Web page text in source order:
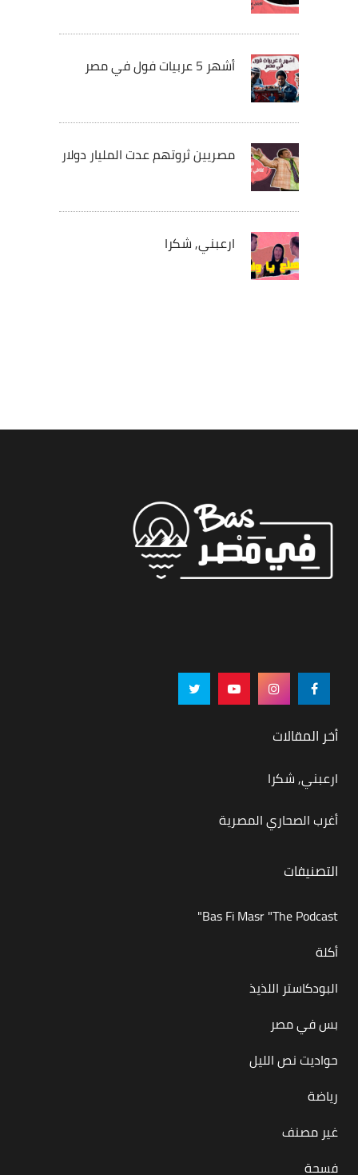
أشهر 5 عربيات فول في مصر
مصريين ثروتهم عدت المليار دولار
ارعبني, شكرا
أخر المقالات
ارعبني, شكرا
أغرب الصحاري المصرية
التصنيفات
Bas Fi Masr "The Podcast"
أكلة
البودكاستر اللذيذ
بس في مصر
حواديت نص الليل
رياضة
غير مصنف
فسحة